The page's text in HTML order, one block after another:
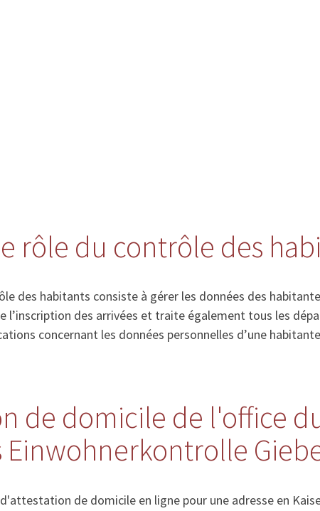
rôle du contrôle des
des habitants consiste à gérer les données des
l’inscription des arrivées et traite également tous les
concernant les données personnelles d’une
de domicile de l'office
Einwohnerkontrolle
de domicile en ligne pour une adresse en